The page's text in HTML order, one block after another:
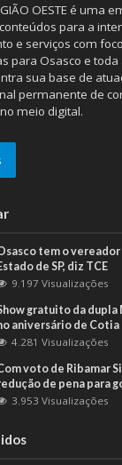
OESTE é uma
para a
e serviços com
para Osasco e
sua base de
permanente de
meio digital.
tem o vereador
de SP, diz TCE
9.197 Visualizações
gratuito da dupla
aniversário de Cotia
4.281 Visualizações
voto de Ribamar
de pena para
3.953 Visualizações